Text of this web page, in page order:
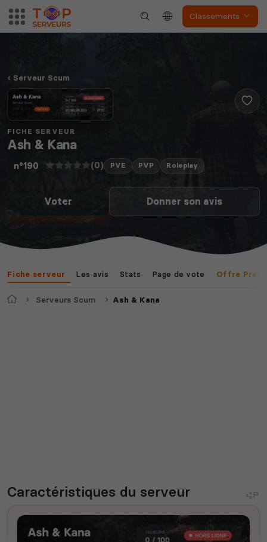
Classements
Serveur Scum
FICHE SERVEUR
Ash & Kana
n°190 (0) PVE PVP Roleplay
Voter Donner son avis
Fiche serveur Les avis Stats Page de vote Offre
AccueilServeurs Scum Ash & Kana
Caractéristiques du serveur